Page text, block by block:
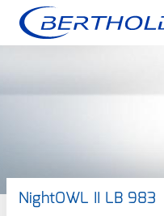
NightOWL II LB 983